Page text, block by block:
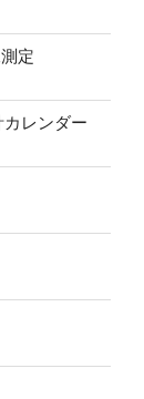
定
レンダー